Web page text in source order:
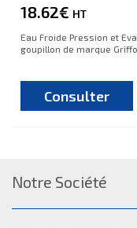
18.62€ HT
Eau Froide Pression et
goupillon de marque
Consulter
Notre Société